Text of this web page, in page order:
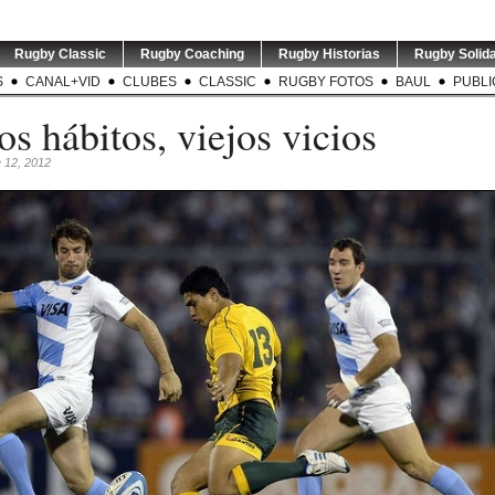
Rugby Classic Rugby Coaching Rugby Historias Rugby
CANAL+VID CLUBES CLASSIC RUGBY FOTOS BAUL
hábitos, viejos vicios
12, 2012
0
NZL | Nueva
su gira ...
TEST MATCH | ARG v RSA |
El entrenador de...
2 0
GREATEST RIVALRY | P1 |
Los entrenadores de
...
LOS PUMAS | Tomás
Albornoz ha sido
suspendido por
...
5 0
RUGBY INT`L | Thomas
Ramos de 31 años será
jugador
TEST
El
USA v